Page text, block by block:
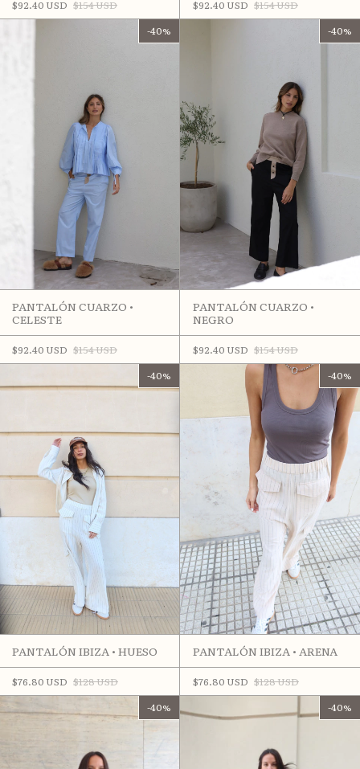
$92.40 USD $154 USD $92.40 USD $154 USD
-40%
PANTALÓN CUARZO •
CELESTE
$92.40 USD $154 USD
-40%
PANTALÓN CUARZO •
NEGRO
$92.40 USD $154 USD
-40%
PANTALÓN IBIZA • HUESO
$76.80 USD $128 USD
-40%
PANTALÓN IBIZA • ARENA
$76.80 USD $128 USD
-40% -40%